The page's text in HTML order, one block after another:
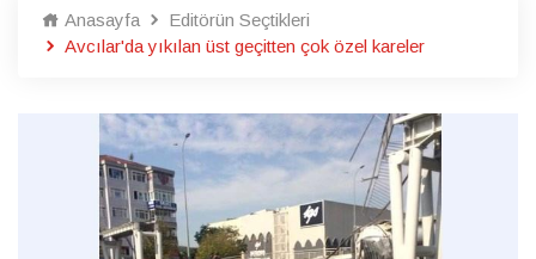
Anasayfa
Editörün Seçtikleri
Avcılar'da yıkılan üst geçitten çok özel kareler